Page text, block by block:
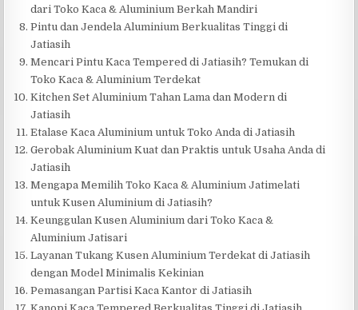
dari Toko Kaca & Aluminium Berkah Mandiri
Pintu dan Jendela Aluminium Berkualitas Tinggi di
Jatiasih
Mencari Pintu Kaca Tempered di Jatiasih? Temukan di
Toko Kaca & Aluminium Terdekat
Kitchen Set Aluminium Tahan Lama dan Modern di
Jatiasih
Etalase Kaca Aluminium untuk Toko Anda di Jatiasih
Gerobak Aluminium Kuat dan Praktis untuk Usaha Anda di
Jatiasih
Mengapa Memilih Toko Kaca & Aluminium Jatimelati
untuk Kusen Aluminium di Jatiasih?
Keunggulan Kusen Aluminium dari Toko Kaca &
Aluminium Jatisari
Layanan Tukang Kusen Aluminium Terdekat di Jatiasih
dengan Model Minimalis Kekinian
Pemasangan Partisi Kaca Kantor di Jatiasih